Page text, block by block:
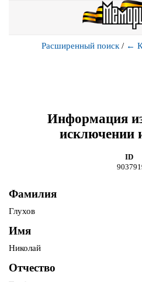
Расширенный поиск / ←
Информация
исключении
ID
Фамилия
Глухов
Имя
Николай
Отчество